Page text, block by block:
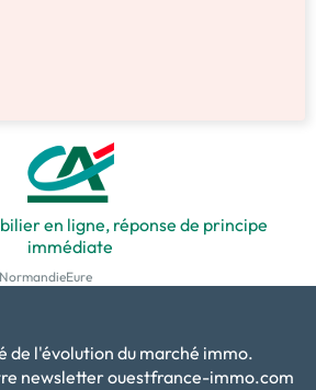
en ligne, réponse de principe
immédiate
Eure
de l'évolution du marché immo.
newsletter ouestfrance-immo.com